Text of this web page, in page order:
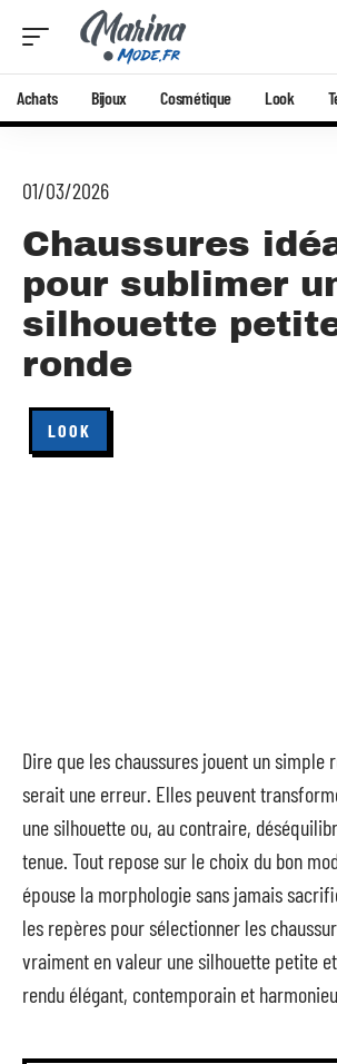
Achats Bijoux Cosmétique Look
01/03/2026
Chaussures
pour sublimer
silhouette
ronde
LOOK
Dire que les chaussures jouent un simple
serait une erreur. Elles peuvent
une silhouette ou, au contraire,
tenue. Tout repose sur le choix du bon
épouse la morphologie sans jamais
les repères pour sélectionner les
vraiment en valeur une silhouette petite
rendu élégant, contemporain et